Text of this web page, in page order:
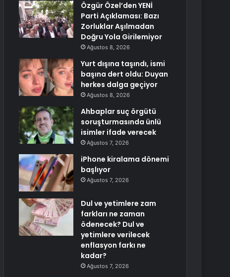
Özgür Özel’den YENİ
Parti Açıklaması: Bazı
Zorluklar Aşılmadan
Doğru Yola Girilemiyor
Ağustos 8, 2026
Yurt dışına taşındı, ismi
başına dert oldu: Duyan
herkes dalga geçiyor
Ağustos 8, 2026
Ahbaplar suç örgütü
soruşturmasında ünlü
isimler ifade verecek
Ağustos 7, 2026
iPhone kiralama dönemi
başlıyor
Ağustos 7, 2026
Dul ve yetimlere zam
farkları ne zaman
ödenecek? Dul ve
yetimlere verilecek
enflasyon farkı ne
kadar?
Ağustos 7, 2026